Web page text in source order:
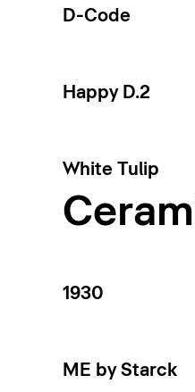
D-Code
Happy D.2
White Tulip
1930
ME by Starck